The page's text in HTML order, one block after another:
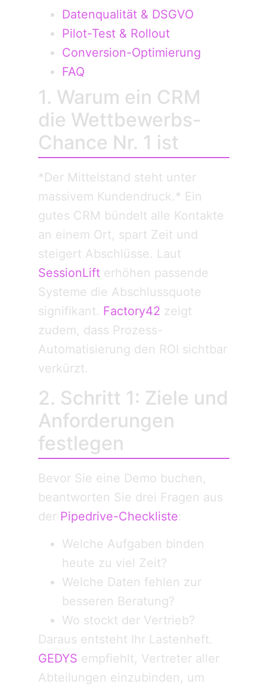
Datenqualität & DSGVO
Pilot-Test & Rollout
Conversion-Optimierung
FAQ
1. Warum ein CRM
die Wettbewerbs-
Chance Nr. 1 ist
*Der Mittelstand steht unter
massivem Kundendruck.* Ein
gutes CRM bündelt alle Kontakte
an einem Ort, spart Zeit und
steigert Abschlüsse. Laut
SessionLifterhöhen passende
Systeme die Abschlussquote
signifikant. Factory42 zeigt
zudem, dass Prozess-
Automatisierung den ROI sichtbar
verkürzt.
2. Schritt 1: Ziele und
Anforderungen
festlegen
Bevor Sie eine Demo buchen,
beantworten Sie drei Fragen aus
der Pipedrive-Checkliste:
Welche Aufgaben binden
heute zu viel Zeit?
Welche Daten fehlen zur
besseren Beratung?
Wo stockt der Vertrieb?
Daraus entsteht Ihr Lastenheft.
GEDYS empfiehlt, Vertreter aller
Abteilungen einzubinden, um